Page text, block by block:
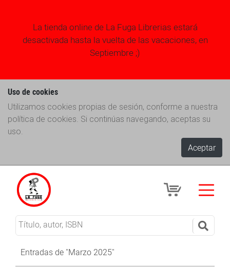
La tienda online de La Fuga Librerias estará
desactivada hasta la vuelta de las vacaciones, en
Septiembre ;)
Uso de cookies
Utilizamos cookies propias de sesión, conforme a nuestra
política de cookies. Si continúas navegando, aceptas su
uso.
Aceptar
Entradas de "Marzo 2025"